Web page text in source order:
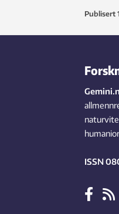
Publisert
ISSN